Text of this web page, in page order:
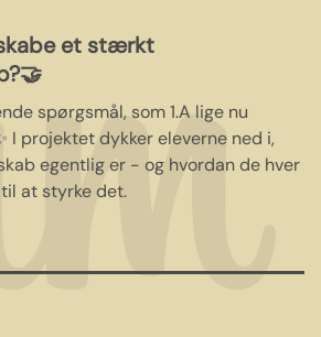
et stærkt
spørgsmål, som 1.A lige nu
I projektet dykker eleverne ned i,
egentlig er - og hvordan de hver
at styrke det.